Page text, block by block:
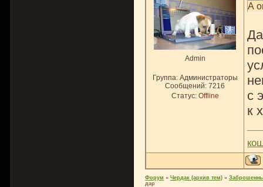
Admin
Группа: Администраторы
Сообщений: 7216
Статус: Offline
А
с
к
Форум » Чердак (архив тем) »
дар